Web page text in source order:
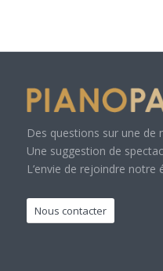
Des questions sur une de
Une suggestion de
L’envie de rejoindre notre
Nous contacter